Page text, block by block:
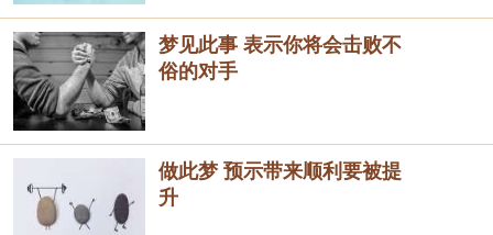
梦见此事 表示你将会击败不
俗的对手
做此梦 预示带来顺利要被提
升